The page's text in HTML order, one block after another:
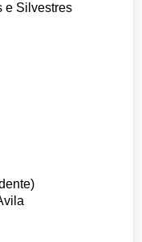
e Silvestres